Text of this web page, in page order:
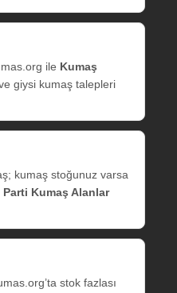
ile Kumaş
giysi kumaş talepleri
kumaş stoğunuz varsa
Parti Kumaş Alanlar
stok fazlası